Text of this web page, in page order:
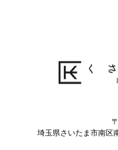
埼玉県さいたま市南区